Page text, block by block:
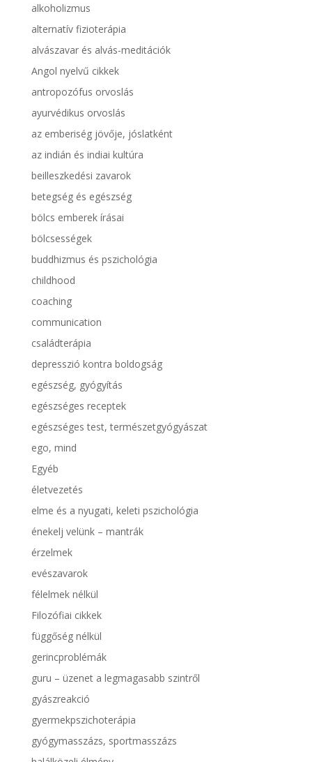
alkoholizmus
alternatív fizioterápia
alvászavar és alvás-meditációk
Angol nyelvű cikkek
antropozófus orvoslás
ayurvédikus orvoslás
az emberiség jövője, jóslatként
az indián és indiai kultúra
beilleszkedési zavarok
betegség és egészség
bölcs emberek írásai
bölcsességek
buddhizmus és pszichológia
childhood
coaching
communication
családterápia
depresszió kontra boldogság
egészség, gyógyítás
egészséges receptek
egészséges test, természetgyógyászat
ego, mind
Egyéb
életvezetés
elme és a nyugati, keleti pszichológia
énekelj velünk – mantrák
érzelmek
evészavarok
félelmek nélkül
Filozófiai cikkek
függőség nélkül
gerincproblémák
guru – üzenet a legmagasabb szintről
gyászreakció
gyermekpszichoterápia
gyógymasszázs, sportmasszázs